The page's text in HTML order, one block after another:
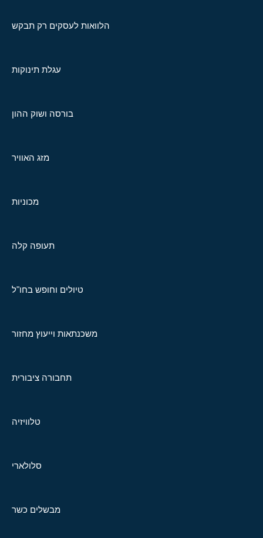
הלוואות לעסקים רק תבקש
עגלת תינוקות
בורסה ושוק ההון
מזג האוויר
מכוניות
תעופה קלה
טיולים וחופש בחו"ל
משכנתאות וייעוץ מחזור
תחבורה ציבורית
טלוויזיה
סלולארי
מבשלים כשר